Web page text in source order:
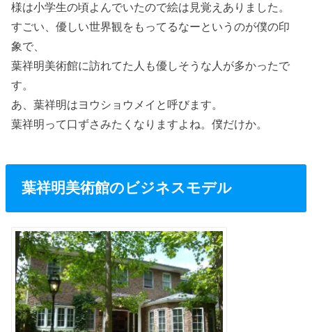
様は小学生の頃よんでいたので絵は見覚えありました。
すごい、優しい世界観をもってるなーというのが僕の印
象で、
葉祥明美術館に訪れてた人も優しそうな人が多かったで
す。
あ、葉祥明はヨウショウメイと呼びます。
葉祥明って口ずさみたくなりますよね。僕だけか。
葉祥明美術館のビジネスモデル